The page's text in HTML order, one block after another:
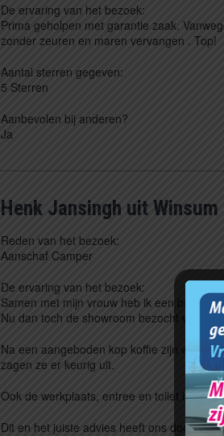
De ervaring van het bezoek:
Prima geholpen met garantie zaak.
zonder zeuren en maren vervangen . Top!
Aantal sterren gegeven:
5 Sterren
Aanbevolen bij anderen?
Ja
Henk Jansingh uit Winsum
Reden van het bezoek:
Aanschaf Camper
De ervaring van het bezoek:
Samen met mijn vrouw heb ik een bezoek
Nu dan toch de showroom bezocht
Na een aangeboden kop koffie zijn wij
zagen ze er keurig uit.
Ook de werkplaats, entree en toilet
Dit en het juiste advies heeft ons doen